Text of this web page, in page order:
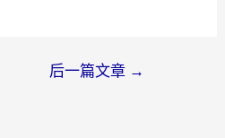
后一篇文章 →